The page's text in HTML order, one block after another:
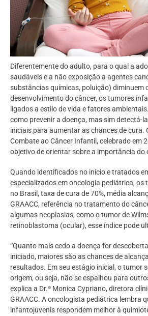
Diferentemente do adulto, para o qual a
saudáveis e a não exposição a agentes
substâncias químicas, poluição) diminuem
desenvolvimento do câncer, os tumores
ligados a estilo de vida e fatores
como prevenir a doença, mas sim detectá-
iniciais para aumentar as chances de cura.
Combate ao Câncer Infantil, celebrado em
objetivo de orientar sobre a importância do
Quando identificados no início e tratados
especializados em oncologia pediátrica, os
no Brasil, taxa de cura de 70%, média
GRAACC, referência no tratamento do
algumas neoplasias, como o tumor de
retinoblastoma (ocular), esse índice pode
“Quanto mais cedo a doença for
iniciado, maiores são as chances de
resultados. Em seu estágio inicial, o tumor
origem, ou seja, não se espalhou para
explica a Dr.ª Monica Cypriano, diretora
GRAACC. A oncologista pediátrica lembra
infantojuvenis respondem melhor à